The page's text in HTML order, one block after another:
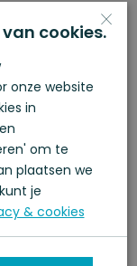
×
cookies.
onze website
in
om te
plaatsen we
je
& cookies